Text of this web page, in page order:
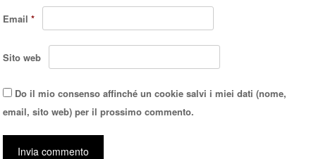
Email*
Sito web
Do il mio consenso affinché un cookie salvi i miei dati (nome,
email, sito web) per il prossimo commento.